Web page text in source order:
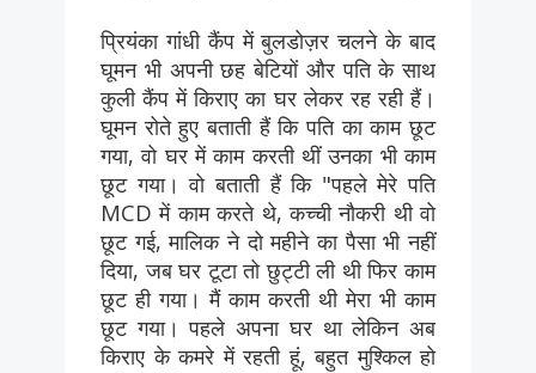
प्रियंका गांधी कैंप में बुलडोज़र चलने के बाद
घूमन भी अपनी छह बेटियों और पति के साथ
कुली कैंप में किराए का घर लेकर रह रही हैं।
घूमन रोते हुए बताती हैं कि पति का काम छूट
गया, वो घर में काम करती थीं उनका भी काम
छूट गया। वो बताती हैं कि "पहले मेरे पति
MCD में काम करते थे, कच्ची नौकरी थी वो
छूट गई, मालिक ने दो महीने का पैसा भी नहीं
दिया, जब घर टूटा तो छुट्टी ली थी फिर काम
छूट ही गया। मैं काम करती थी मेरा भी काम
छूट गया। पहले अपना घर था लेकिन अब
किराए के कमरे में रहती हूं, बहुत मुश्किल हो